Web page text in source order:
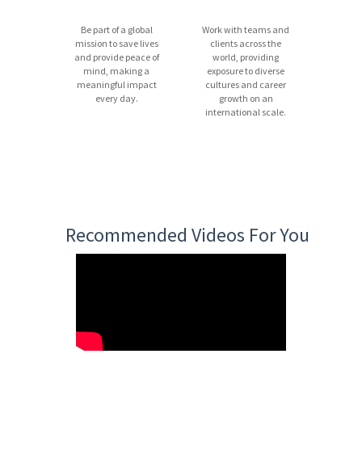
Be part of a global
mission to save lives
and provide peace of
mind, making a
meaningful impact
every day.
Work with teams and
clients across the
world, providing
exposure to diverse
cultures and career
growth on an
international scale.
Recommended Videos For You